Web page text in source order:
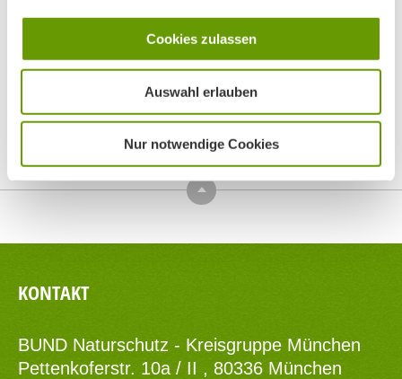
Cookies zulassen
Auswahl erlauben
Nur notwendige Cookies
Top
KONTAKT
BUND Naturschutz - Kreisgruppe München
Pettenkoferstr. 10a / II , 80336 München